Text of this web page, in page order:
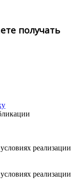
получать